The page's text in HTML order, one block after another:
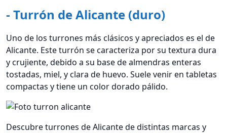
- Turrón de Alicante (duro)
Uno de los turrones más clásicos y apreciados es el de
Alicante. Este turrón se caracteriza por su textura dura
y crujiente, debido a su base de almendras enteras
tostadas, miel, y clara de huevo. Suele venir en tabletas
compactas y tiene un color dorado pálido.
Descubre turrones de Alicante de distintas marcas y